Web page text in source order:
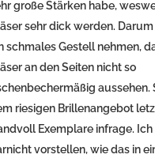
große Stärken habe,
sehr dick werden.
schmales Gestell nehmen,
an den Seiten nicht so
aussehen.
riesigen Brillenangebot
Exemplare infrage.
vorstellen, wie das in